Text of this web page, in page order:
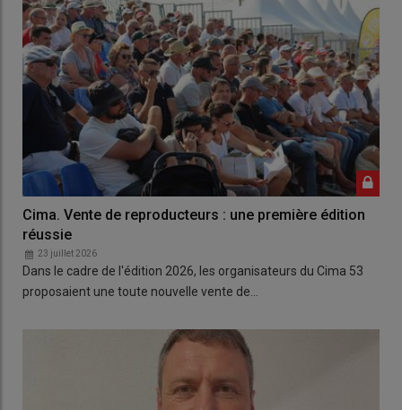
Cima. Vente de reproducteurs : une première édition
réussie
23 juillet 2026
Dans le cadre de l'édition 2026, les organisateurs du Cima 53
proposaient une toute nouvelle vente de…